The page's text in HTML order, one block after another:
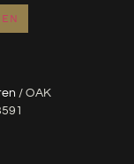
/ OAK